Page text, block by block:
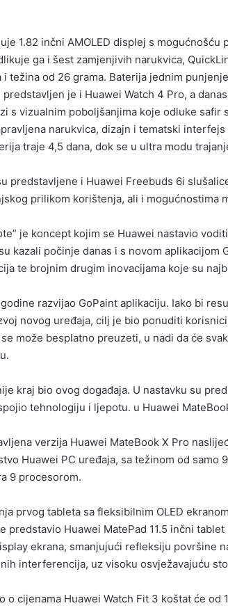
1.82 inčni AMOLED displej s mogućnošću
ga i šest zamjenjivih narukvica,
i težina od 26 grama. Baterija jednim
je i Huawei Watch 4 Pro, a
s vizualnim poboljšanjima koje odluke
narukvica, dizajn i tematski
traje 4,5 dana, dok se u ultra modu
predstavljene i Huawei Freebuds 6i
prilikom korištenja, ali i mogućnostima
je koncept kojim se Huawei nastavio
kazali počinje danas i s novom aplikacijom
te brojnim drugim inovacijama koje su
razvijao GoPaint aplikaciju. Iako bi
novog uređaja, cilj je bio ponuditi
može besplatno preuzeti, u nadi da će
kraj bio ovog događaja. U nastavku su
tehnologiju i ljepotu. u Huawei
verzija Huawei MateBook X Pro
Huawei PC uređaja, sa težinom od samo
9 procesorom.
prvog tableta sa fleksibilnim OLED
predstavio Huawei MatePad 11.5 inčni
ekrana, smanjujući refleksiju površine
interferencija, uz visoku osvježavajuću
o cijenama Huawei Watch Fit 3 koštat će od